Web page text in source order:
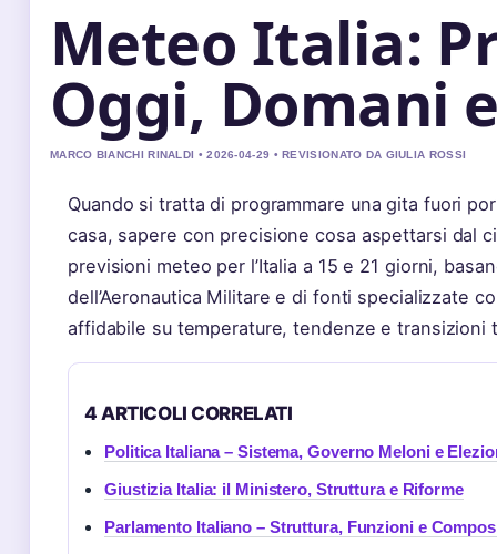
Meteo Italia:
Oggi, Domani
MARCO BIANCHI RINALDI • 2026-04-29 • REVISIONATO DA GIULIA ROSSI
Quando si tratta di programmare una gita fuori
casa, sapere con precisione cosa aspettarsi dal
previsioni meteo per l’Italia a 15 e 21 giorni,
dell’Aeronautica Militare e di fonti specializzate
affidabile su temperature, tendenze e transizioni
4 ARTICOLI CORRELATI
Politica Italiana – Sistema, Governo Meloni e
Giustizia Italia: il Ministero, Struttura e Riforme
Parlamento Italiano – Struttura, Funzioni e